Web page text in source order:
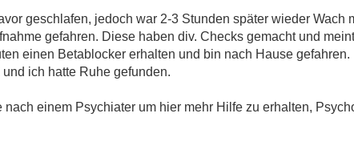
geschlafen, jedoch war 2-3 Stunden später wieder Wach
gefahren. Diese haben div. Checks gemacht und
einen Betablocker erhalten und bin nach Hause
ich hatte Ruhe gefunden.
einem Psychiater um hier mehr Hilfe zu erhalten,